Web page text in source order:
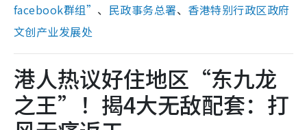
facebook群组” 、 民政事务总署、 香港特别行政区政府
文创产业发展处
港人热议好住地区“东九龙
之王”！揭4大无敌配套：打